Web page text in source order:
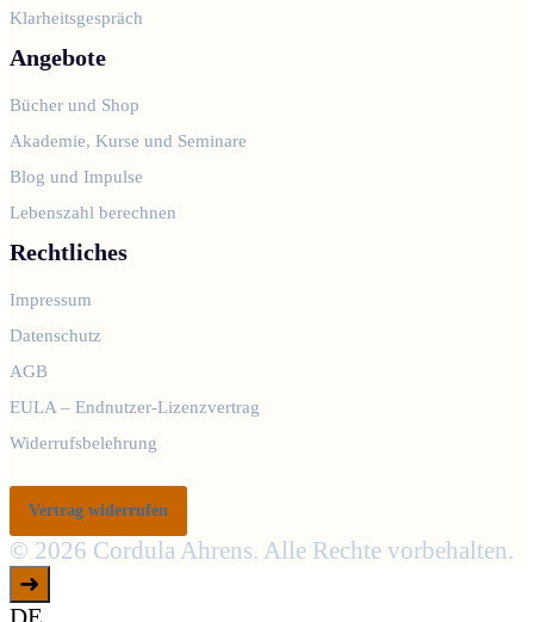
Klarheitsgespräch
Angebote
Bücher und Shop
Akademie, Kurse und Seminare
Blog und Impulse
Lebenszahl berechnen
Rechtliches
Impressum
Datenschutz
AGB
EULA – Endnutzer-Lizenzvertrag
Widerrufsbelehrung
Vertrag widerrufen
© 2026 Cordula Ahrens. Alle Rechte vorbehalten.
➜